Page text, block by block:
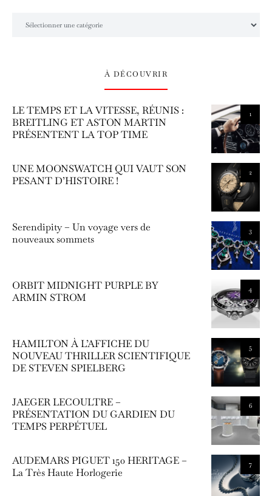
À DÉCOUVRIR
1
LE TEMPS ET LA VITESSE, RÉUNIS :
BREITLING ET ASTON MARTIN
PRÉSENTENT LA TOP TIME
2
UNE MOONSWATCH QUI VAUT SON
PESANT D’HISTOIRE !
3
Serendipity – Un voyage vers de
nouveaux sommets
4
ORBIT MIDNIGHT PURPLE BY
ARMIN STROM
5
HAMILTON À L’AFFICHE DU
NOUVEAU THRILLER SCIENTIFIQUE
DE STEVEN SPIELBERG
6
JAEGER LECOULTRE –
PRÉSENTATION DU GARDIEN DU
TEMPS PERPÉTUEL
7
AUDEMARS PIGUET 150 HERITAGE –
La Très Haute Horlogerie